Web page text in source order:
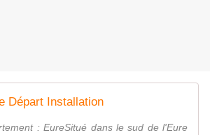
Départ Installation
: EureSitué dans le sud de l'Eure